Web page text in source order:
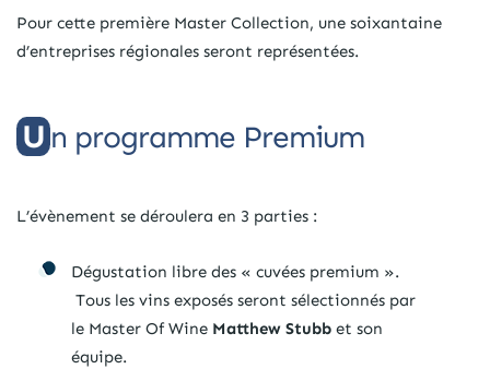
Pour cette première Master Collection, une soixantaine
d’entreprises régionales seront représentées.
Un programme Premium
L’évènement se déroulera en 3 parties :
Dégustation libre des « cuvées premium ».
Tous les vins exposés seront sélectionnés par
le Master Of Wine Matthew Stubb et son
équipe.